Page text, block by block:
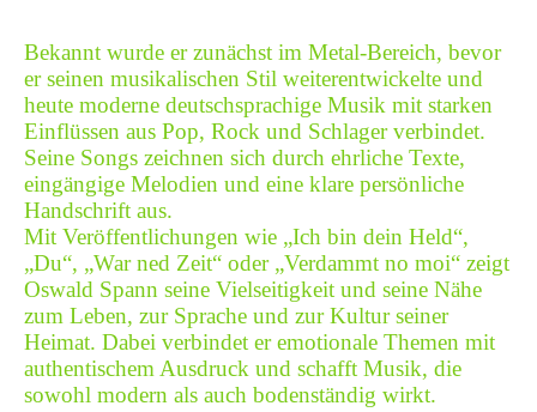
Bekannt wurde er zunächst im Metal-Bereich, bevor
er seinen musikalischen Stil weiterentwickelte und
heute moderne deutschsprachige Musik mit starken
Einflüssen aus Pop, Rock und Schlager verbindet.
Seine Songs zeichnen sich durch ehrliche Texte,
eingängige Melodien und eine klare persönliche
Handschrift aus.
Mit Veröffentlichungen wie „Ich bin dein Held“,
„Du“, „War ned Zeit“ oder „Verdammt no moi“ zeigt
Oswald Spann seine Vielseitigkeit und seine Nähe
zum Leben, zur Sprache und zur Kultur seiner
Heimat. Dabei verbindet er emotionale Themen mit
authentischem Ausdruck und schafft Musik, die
sowohl modern als auch bodenständig wirkt.